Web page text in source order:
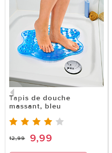
Tapis de douche
massant, bleu
12,99 9,99